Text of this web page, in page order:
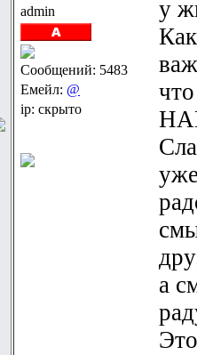
admin
Сообщений: 5483
Емейл: @
ip: скрыто
у
а